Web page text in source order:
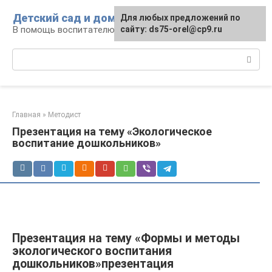
контенту
Детский сад и дом
В помощь воспитателю и родителям
Главная » Методист
Презентация на тему «Экологическое
воспитание дошкольников»
Презентация на тему «Формы и методы
экологического воспитания
дошкольников»презентация
Для любых предложений по
сайту: ds75-orel@cp9.ru